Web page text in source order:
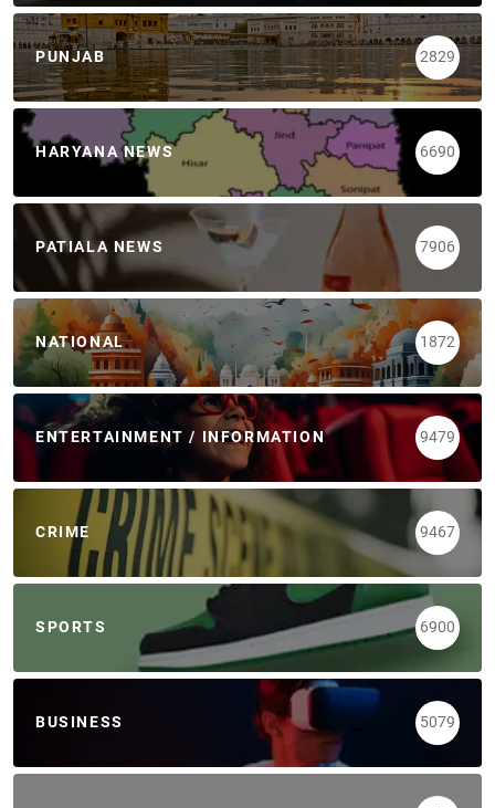
PUNJAB 2829
HARYANA NEWS 6690
PATIALA NEWS 7906
NATIONAL 1872
ENTERTAINMENT / INFORMATION 9479
CRIME 9467
SPORTS 6900
BUSINESS 5079